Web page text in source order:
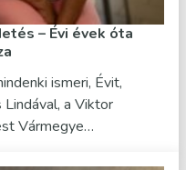
– Évi évek óta
ismeri, Évit,
a Viktor
Vármegye…